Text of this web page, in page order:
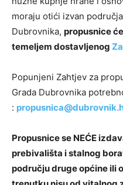
moraju otići izvan
Dubrovnika, propusnice
temeljem dostavljenog
Popunjeni Zahtjev za
Grada Dubrovnika
:
Propusnice se NEĆE
prebivališta i stalnog
području druge općine ili